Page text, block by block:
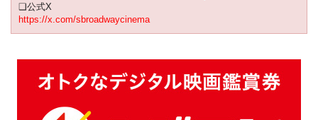
❑公式X
https://x.com/sbroadwaycinema